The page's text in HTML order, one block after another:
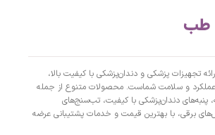
تجهیزات پزشکی و دندان‌پزشکی با کیفیت بالا،
و سلامت شماست. محصولات متنوع از جمله
پنبه‌های دندان‌پزشکی با کیفیت، تب‌سنج‌های
برقی، با بهترین قیمت و خدمات پشتیبانی عرضه